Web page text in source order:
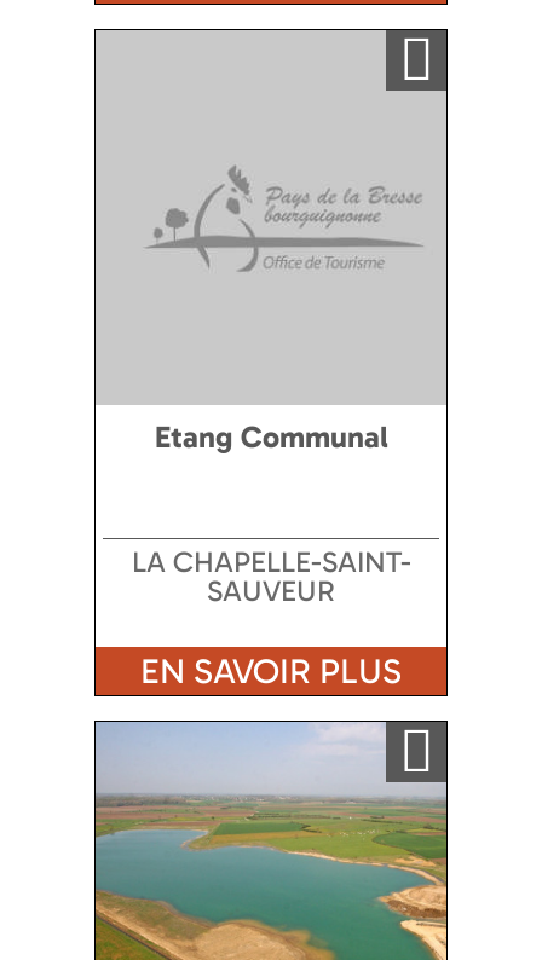
Ajouter a ma sélection
Etang Communal
LA CHAPELLE-SAINT-
SAUVEUR
EN SAVOIR PLUS
Ajouter a ma sélection